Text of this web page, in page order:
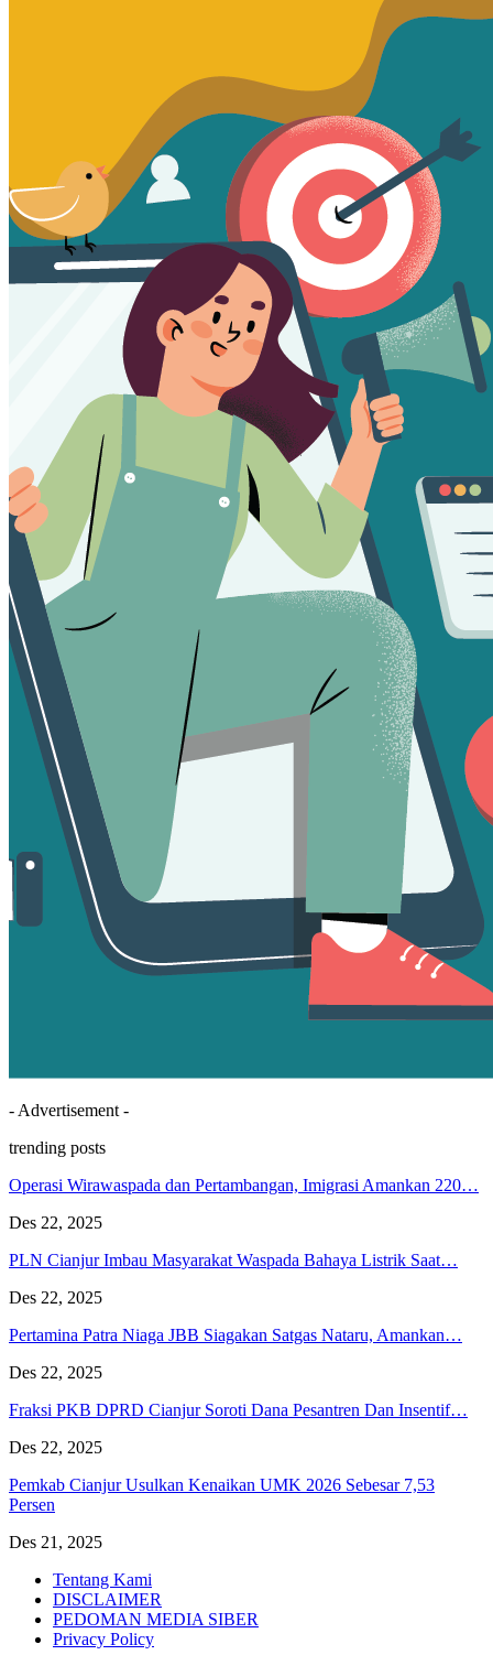
- Advertisement -
trending posts
Operasi Wirawaspada dan Pertambangan, Imigrasi Amankan 220…
Des 22, 2025
PLN Cianjur Imbau Masyarakat Waspada Bahaya Listrik Saat…
Des 22, 2025
Pertamina Patra Niaga JBB Siagakan Satgas Nataru, Amankan…
Des 22, 2025
Fraksi PKB DPRD Cianjur Soroti Dana Pesantren Dan Insentif…
Des 22, 2025
Pemkab Cianjur Usulkan Kenaikan UMK 2026 Sebesar 7,53
Persen
Des 21, 2025
Tentang Kami
DISCLAIMER
PEDOMAN MEDIA SIBER
Privacy Policy